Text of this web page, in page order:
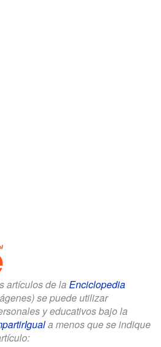
artículos de la Enciclopedia
se puede utilizar
y educativos bajo la
a menos que se indique